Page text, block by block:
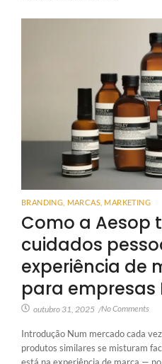
BRANDING MARCAS MARKETING
Como a Aesop
cuidados
experiência de
para empresas
outubro 31, 2025 /No Comments
Introdução Num mercado cada
produtos similares se misturam
está na experiência de marca —